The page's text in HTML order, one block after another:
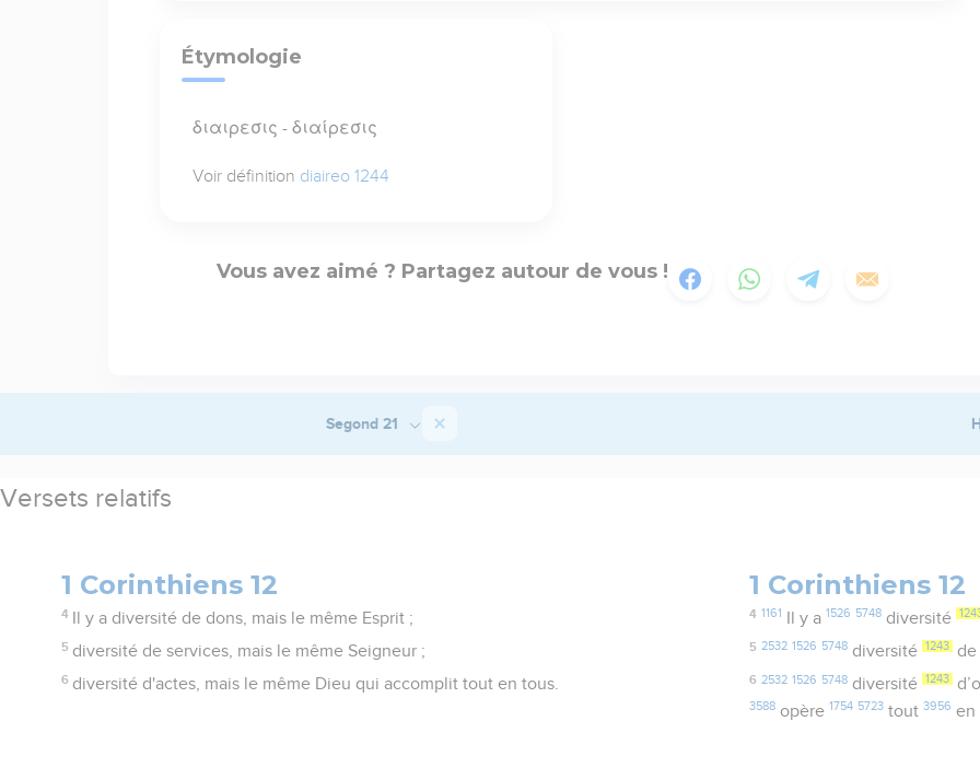
Étymologie
διαιρεσις - διαίρεσις
Voir définition diaireo 1244
Vous avez aimé ? Partagez autour de vous !
Segond 21
Versets relatifs
1 Corinthiens 12
4 Il y a diversité de dons, mais le même Esprit ;
5 diversité de services, mais le même Seigneur ;
6 diversité d'actes, mais le même Dieu qui accomplit tout en tous.
1 Corinthiens 12
4 1161 Il y a 1526 5748diversité
5 2532 1526 5748diversité 1243 de
6 2532 1526 5748diversité 1243
3588 opère 1754 5723 tout3956 en